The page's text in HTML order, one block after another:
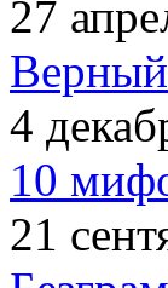
27
4
10
21